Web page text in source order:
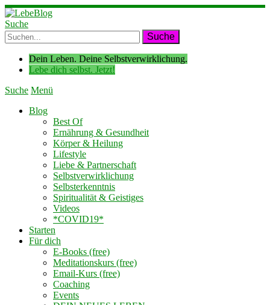
Suche
Dein Leben. Deine Selbstverwirklichung.
Lebe dich selbst. Jetzt!
Suche Menü
Blog
Best Of
Ernährung & Gesundheit
Körper & Heilung
Lifestyle
Liebe & Partnerschaft
Selbstverwirklichung
Selbsterkenntnis
Spiritualität & Geistiges
Videos
*COVID19*
Starten
Für dich
E-Books (free)
Meditationskurs (free)
Email-Kurs (free)
Coaching
Events